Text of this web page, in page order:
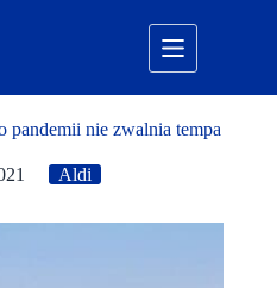
nie zwalnia tempa
Aldi